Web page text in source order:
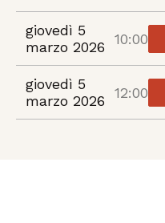
giovedì 5
marzo 2026
10:00
giovedì 5
marzo 2026
12:00